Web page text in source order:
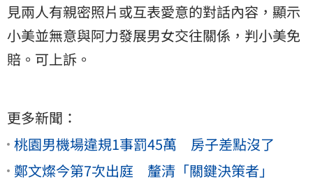
見兩人有親密照片或互表愛意的對話內容，顯示
小美並無意與阿力發展男女交往關係，判小美免
賠。可上訴。
更多新聞：
桃園男機場違規1事罰45萬 房子差點沒了
鄭文燦今第7次出庭 釐清「關鍵決策者」